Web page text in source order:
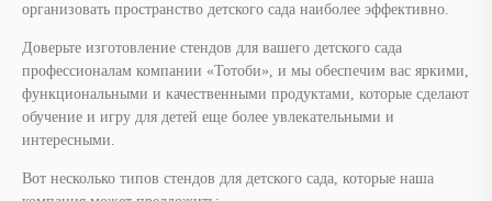
организовать пространство детского сада наиболее эффективно.
Доверьте изготовление стендов для вашего детского сада
профессионалам компании «Тотоби», и мы обеспечим вас яркими,
функциональными и качественными продуктами, которые сделают
обучение и игру для детей еще более увлекательными и
интересными.
Вот несколько типов стендов для детского сада, которые наша